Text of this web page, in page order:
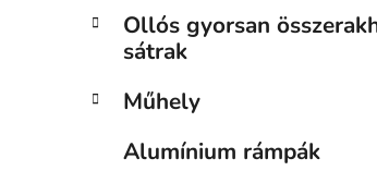
Ollós gyorsan
sátrak
Műhely
Alumínium rámpák